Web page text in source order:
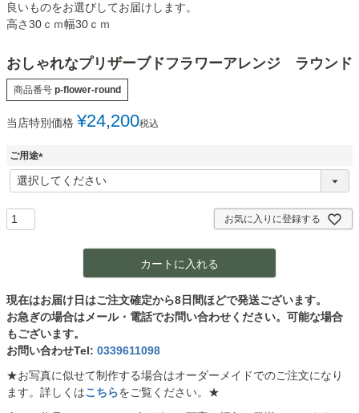
良いものをお選びしてお届けします。
高さ30ｃｍ幅30ｃｍ
おしゃれなプリザーブドフラワーアレンジ ラウンド
商品番号 p-flower-round
当店特別価格 ¥24,200税込
ご用途
(
必
お気に入りに登録する
カートに入れる
現在はお届け日はご注文確定から8日間ほどで発送ございます。
お急ぎの場合はメール・電話でお問い合わせください。可能な場合
もございます。
お問い合わせTel: 0339611098
★お写真に似せて制作する場合はオーダーメイドでのご注文になり
ます。詳しくはこちらをご覧ください。★